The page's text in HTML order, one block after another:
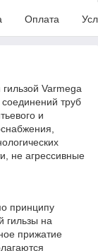
Оплата
Varmega
труб
и
не агрессивные
принципу
гильзы на
прижатие